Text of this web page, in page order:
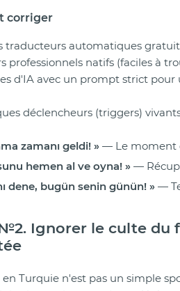
corriger
traducteurs automatiques
professionnels natifs (faciles à
d'IA avec un prompt strict
déclencheurs (triggers)
zamanı geldi! » — Le moment
hemen al ve oyna! » —
dene, bugün senin günün! » —
Ignorer le culte du
en Turquie n'est pas un simple